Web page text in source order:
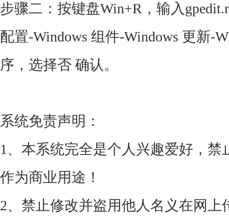
步骤二：按键盘Win+R，输入
配置-Windows 组件-Windows 更新-
序，选择否 确认。
系统免责声明：
1、本系统完全是个人兴趣爱好，
作为商业用途！
2、禁止修改并盗用他人名义在网上